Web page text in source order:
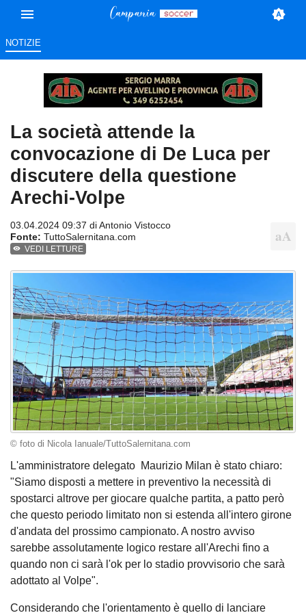
NOTIZIE
La società attende la
convocazione di De Luca per
discutere della questione
Arechi-Volpe
03.04.2024 09:37 diAntonio Vistocco
Fonte: TuttoSalernitana.com
VEDI LETTURE
© foto di Nicola Ianuale/TuttoSalernitana.com
L'amministratore delegato Maurizio Milan è stato chiaro:
"Siamo disposti a mettere in preventivo la necessità di
spostarci altrove per giocare qualche partita, a patto però
che questo periodo limitato non si estenda all'intero girone
d'andata del prossimo campionato. A nostro avviso
sarebbe assolutamente logico restare all'Arechi fino a
quando non ci sarà l'ok per lo stadio provvisorio che sarà
adottato al Volpe".
Considerando che l'orientamento è quello di lanciare